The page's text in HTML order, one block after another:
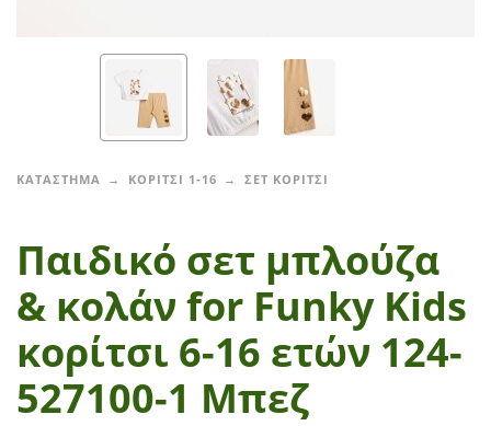
ΚΑΤΑΣΤΗΜΑ ΚΟΡΙΤΣΙ 1-16 ΣΕΤ ΚΟΡΙΤΣΙ
Παιδικό σετ μπλούζα
& κολάν for Funky Kids
κορίτσι 6-16 ετών 124-
527100-1 Μπεζ